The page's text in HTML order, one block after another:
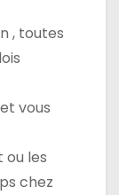
, toutes
vous
ou les
chez